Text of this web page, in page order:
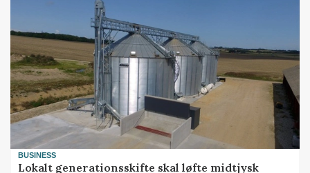
BUSINESS
Lokalt generationsskifte skal løfte midtjysk